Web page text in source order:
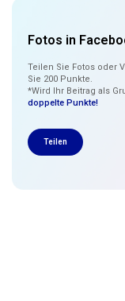
Fotos in
Teilen Sie Fotos oder
Sie 200 Punkte.
*Wird Ihr Beitrag als
doppelte Punkte!
Teilen